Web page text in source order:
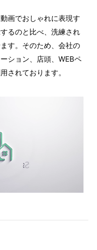
画でおしゃれに表現す
るのと比べ、洗練され
す。そのため、会社の
ション、店頭、WEBペ
されております。